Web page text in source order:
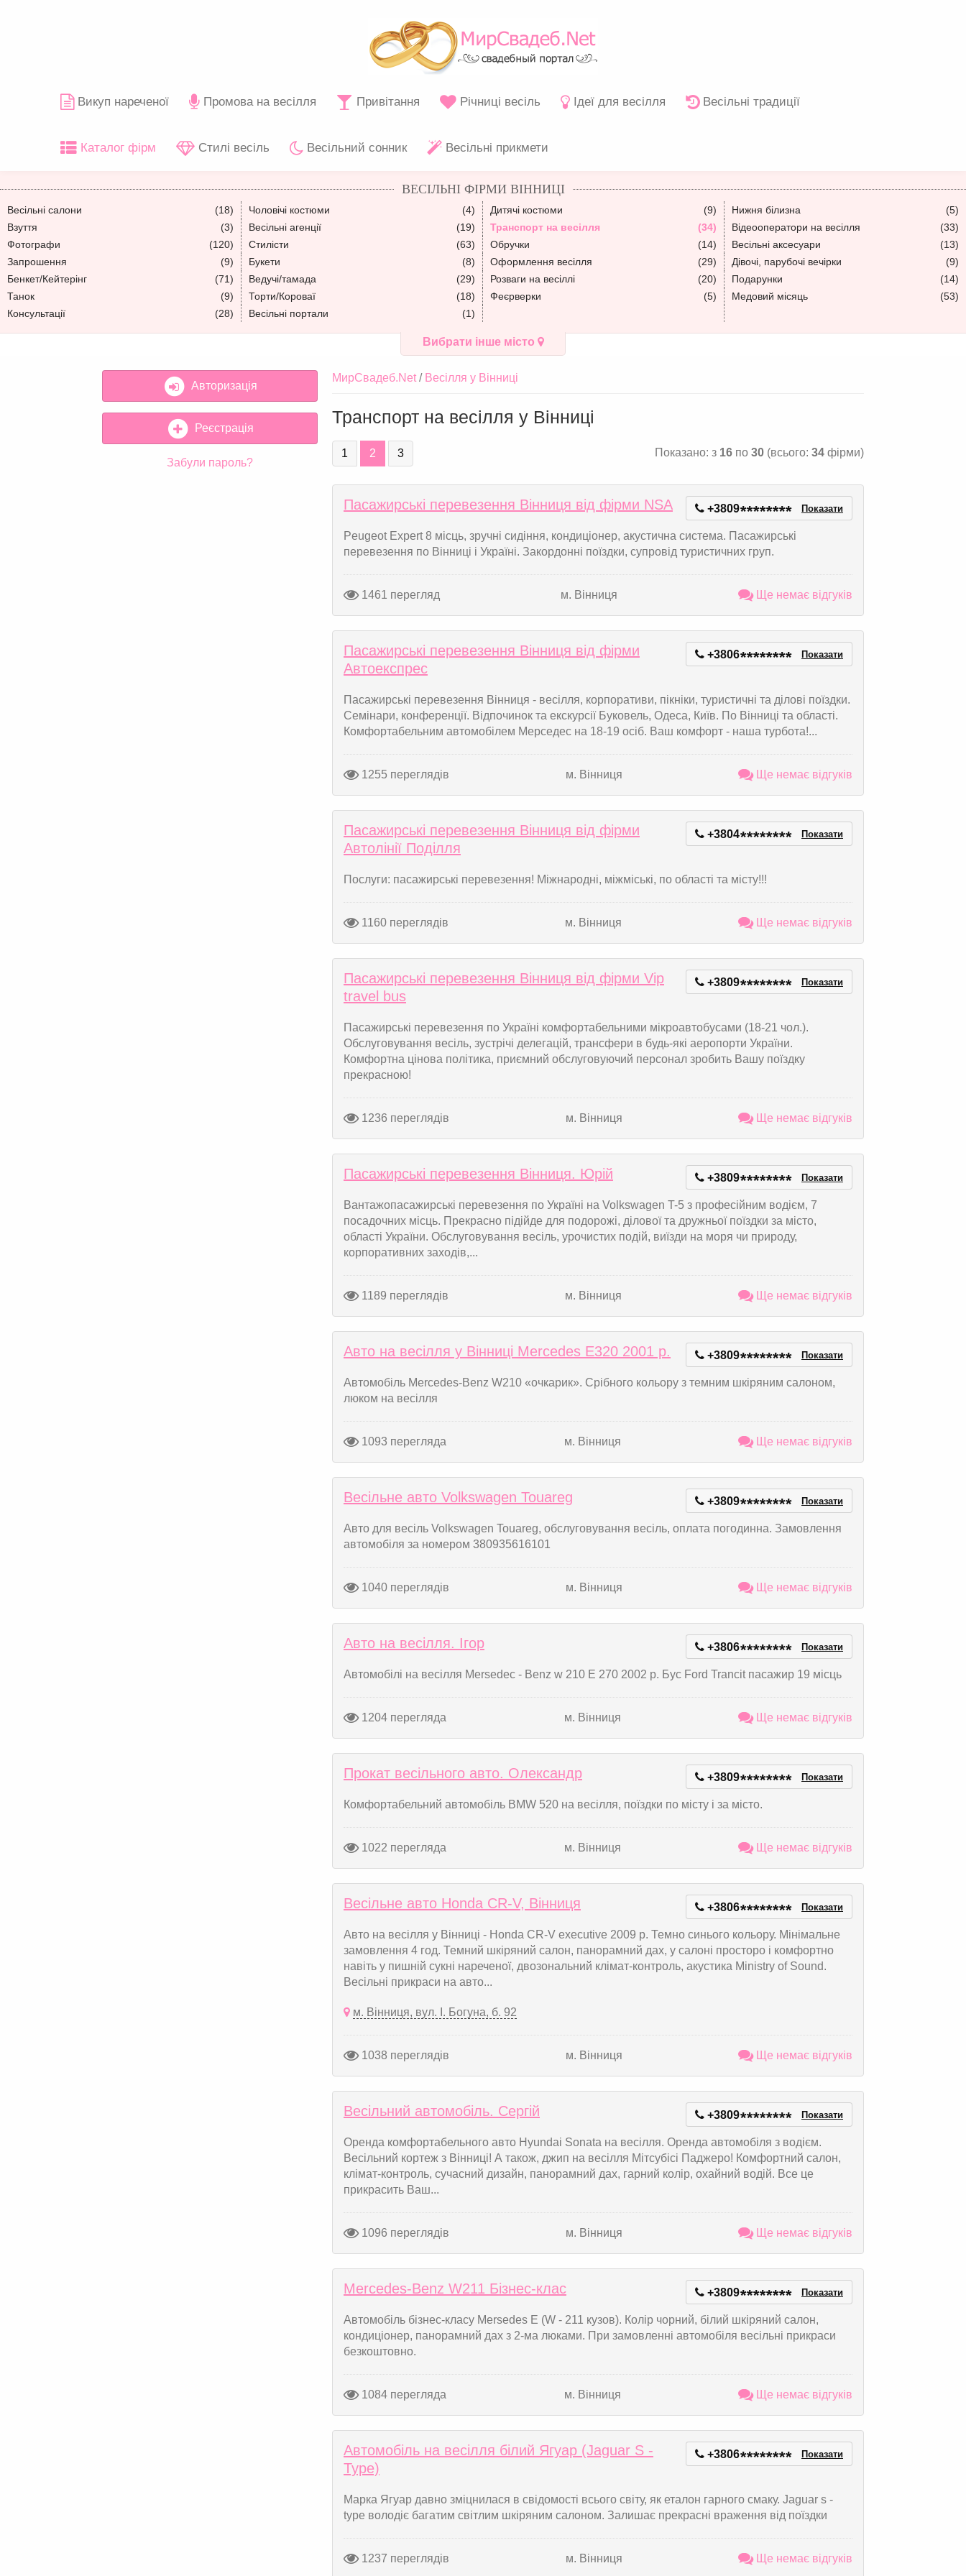
Викуп нареченої Промова на весілля Привітання Річниці весіль Ідеї для весілля Весільні традиції
Каталог фірм Стилі весіль Весільний сонник Весільні прикмети
ВЕСІЛЬНІ ФІРМИ ВІННИЦІ
Весільні салони (18) Чоловічі костюми (4) Дитячі костюми (9) Нижня білизна
(5)
Взуття
(3) Весільні агенції (19) Транспорт на весілля (34) Відеооператори на весілля
(33)
Фотографи
(120) Стилісти (63) Обручки (14) Весільні аксесуари
(13)
Запрошення
(9) Букети (8) Оформлення весілля (29) Дівочі, парубочі вечірки
(9)
Бенкет/Кейтерінг
(71) Ведучі/тамада (29) Розваги на весіллі (20) Подарунки
(14)
Танок
(9) Торти/Короваї (18) Феєрверки (5) Медовий місяць
(53)
Консультації
(28) Весільні портали (1)
Вибрати інше місто
МирСвадеб.Net Весілля у Вінниці
Транспорт на весілля у Вінниці
1 2 3 Показано: з 16 по 30 (всього: 34 фірми)
Пасажирські перевезення Вінниця від фірми NSA +3809******** Показати
Peugeot Expert 8 місць, зручні сидіння, кондиціонер, акустична система. Пасажирські
перевезення по Вінниці і Україні. Закордонні поїздки, супровід туристичних груп.
1461 перегляд м. Вінниця Ще немає відгуків
Пасажирські перевезення Вінниця від фірми
Автоекспрес
+3806******** Показати
Пасажирські перевезення Вінниця - весілля, корпоративи, пікніки, туристичні та ділові поїздки.
Семінари, конференції. Відпочинок та екскурсії Буковель, Одеса, Київ. По Вінниці та області.
Комфортабельним автомобілем Мерседес на 18-19 осіб. Ваш комфорт - наша турбота!...
1255 переглядів м. Вінниця Ще немає відгуків
Пасажирські перевезення Вінниця від фірми
Автолінії Поділля
+3804******** Показати
Послуги: пасажирські перевезення! Міжнародні, міжміські, по області та місту!!!
1160 переглядів м. Вінниця Ще немає відгуків
Пасажирські перевезення Вінниця від фірми Vip
travel bus
+3809******** Показати
Пасажирські перевезення по Україні комфортабельними мікроавтобусами (18-21 чол.).
Обслуговування весіль, зустрічі делегацій, трансфери в будь-які аеропорти України.
Комфортна цінова політика, приємний обслуговуючий персонал зробить Вашу поїздку
прекрасною!
1236 переглядів м. Вінниця Ще немає відгуків
Пасажирські перевезення Вінниця. Юрій +3809******** Показати
Вантажопасажирські перевезення по Україні на Volkswagen T-5 з професійним водієм, 7
посадочних місць. Прекрасно підійде для подорожі, ділової та дружньої поїздки за місто,
області України. Обслуговування весіль, урочистих подій, виїзди на моря чи природу,
корпоративних заходів,...
1189 переглядів м. Вінниця Ще немає відгуків
Авто на весілля у Вінниці Mercedes E320 2001 р. +3809******** Показати
Автомобіль Mercedes-Benz W210 «очкарик». Срібного кольору з темним шкіряним салоном,
люком на весілля
1093 перегляда м. Вінниця Ще немає відгуків
Весільне авто Volkswagen Touareg +3809******** Показати
Авто для весіль Volkswagen Touareg, обслуговування весіль, оплата погодинна. Замовлення
автомобіля за номером 380935616101
1040 переглядів м. Вінниця Ще немає відгуків
Авто на весілля. Ігор +3806******** Показати
Автомобілі на весілля Mersedec - Benz w 210 E 270 2002 р. Бус Ford Trancit пасажир 19 місць
1204 перегляда м. Вінниця Ще немає відгуків
Прокат весільного авто. Олександр +3809******** Показати
Комфортабельний автомобіль BMW 520 на весілля, поїздки по місту і за місто.
1022 перегляда м. Вінниця Ще немає відгуків
Весільне авто Honda CR-V, Вінниця +3806******** Показати
Авто на весілля у Вінниці - Honda CR-V executive 2009 р. Темно синього кольору. Мінімальне
замовлення 4 год. Темний шкіряний салон, панорамний дах, у салоні просторо і комфортно
навіть у пишній сукні нареченої, двозональний клімат-контроль, акустика Ministry of Sound.
Весільні прикраси на авто...
м. Вінниця, вул. І. Богуна, б. 92
1038 переглядів м. Вінниця Ще немає відгуків
Весільний автомобіль. Сергій +3809******** Показати
Оренда комфортабельного авто Hyundai Sonata на весілля. Оренда автомобіля з водієм.
Весільний кортеж з Вінниці! А також, джип на весілля Мітсубісі Паджеро! Комфортний салон,
клімат-контроль, сучасний дизайн, панорамний дах, гарний колір, охайний водій. Все це
прикрасить Ваш...
1096 переглядів м. Вінниця Ще немає відгуків
Mercedes-Benz W211 Бізнес-клас +3809******** Показати
Автомобіль бізнес-класу Mersedes Е (W - 211 кузов). Колір чорний, білий шкіряний салон,
кондиціонер, панорамний дах з 2-ма люками. При замовленні автомобіля весільні прикраси
безкоштовно.
1084 перегляда м. Вінниця Ще немає відгуків
Автомобіль на весілля білий Ягуар (Jaguar S -
Type)
+3806******** Показати
Марка Ягуар давно зміцнилася в свідомості всього світу, як еталон гарного смаку. Jaguar s -
type володіє багатим світлим шкіряним салоном. Залишає прекрасні враження від поїздки
1237 переглядів м. Вінниця Ще немає відгуків
Авторизація
Реєстрація
Забули пароль?